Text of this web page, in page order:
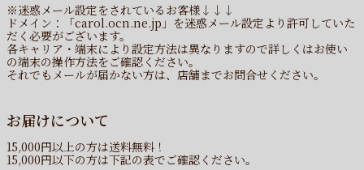
※迷惑メール設定をされているお客様↓↓↓
ドメイン：「carol.ocn.ne.jp」を迷惑メール設定より許可していた
だく必要がございます。
各キャリア・端末により設定方法は異なりますので詳しくはお使い
の端末の操作方法をご確認ください。
それでもメールが届かない方は、店舗までお問合せください。
お届けについて
15,000円以上の方は送料無料！
15,000円以下の方は下記の表でご確認ください。